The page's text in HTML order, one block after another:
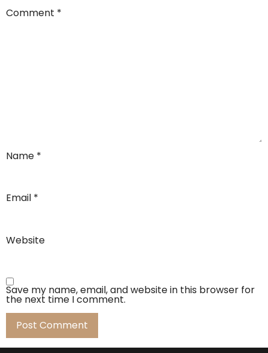
Comment *
Name *
Email *
Website
Save my name, email, and website in this browser for
the next time I comment.